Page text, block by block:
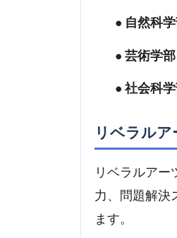
自然科
芸術学部
社会科
リベラル
リベラルア
力、問題解決
ます。